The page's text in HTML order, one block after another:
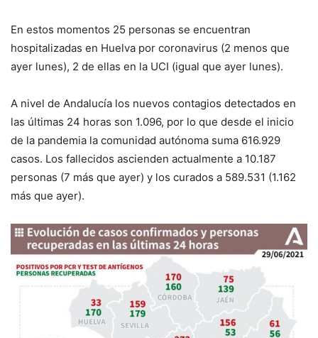
En estos momentos 25 personas se encuentran
hospitalizadas en Huelva por coronavirus (2 menos que
ayer lunes), 2 de ellas en la UCI (igual que ayer lunes).
A nivel de Andalucía los nuevos contagios detectados en
las últimas 24 horas son 1.096, por lo que desde el inicio
de la pandemia la comunidad autónoma suma 616.929
casos. Los fallecidos ascienden actualmente a 10.187
personas (7 más que ayer) y los curados a 589.531 (1.162
más que ayer).